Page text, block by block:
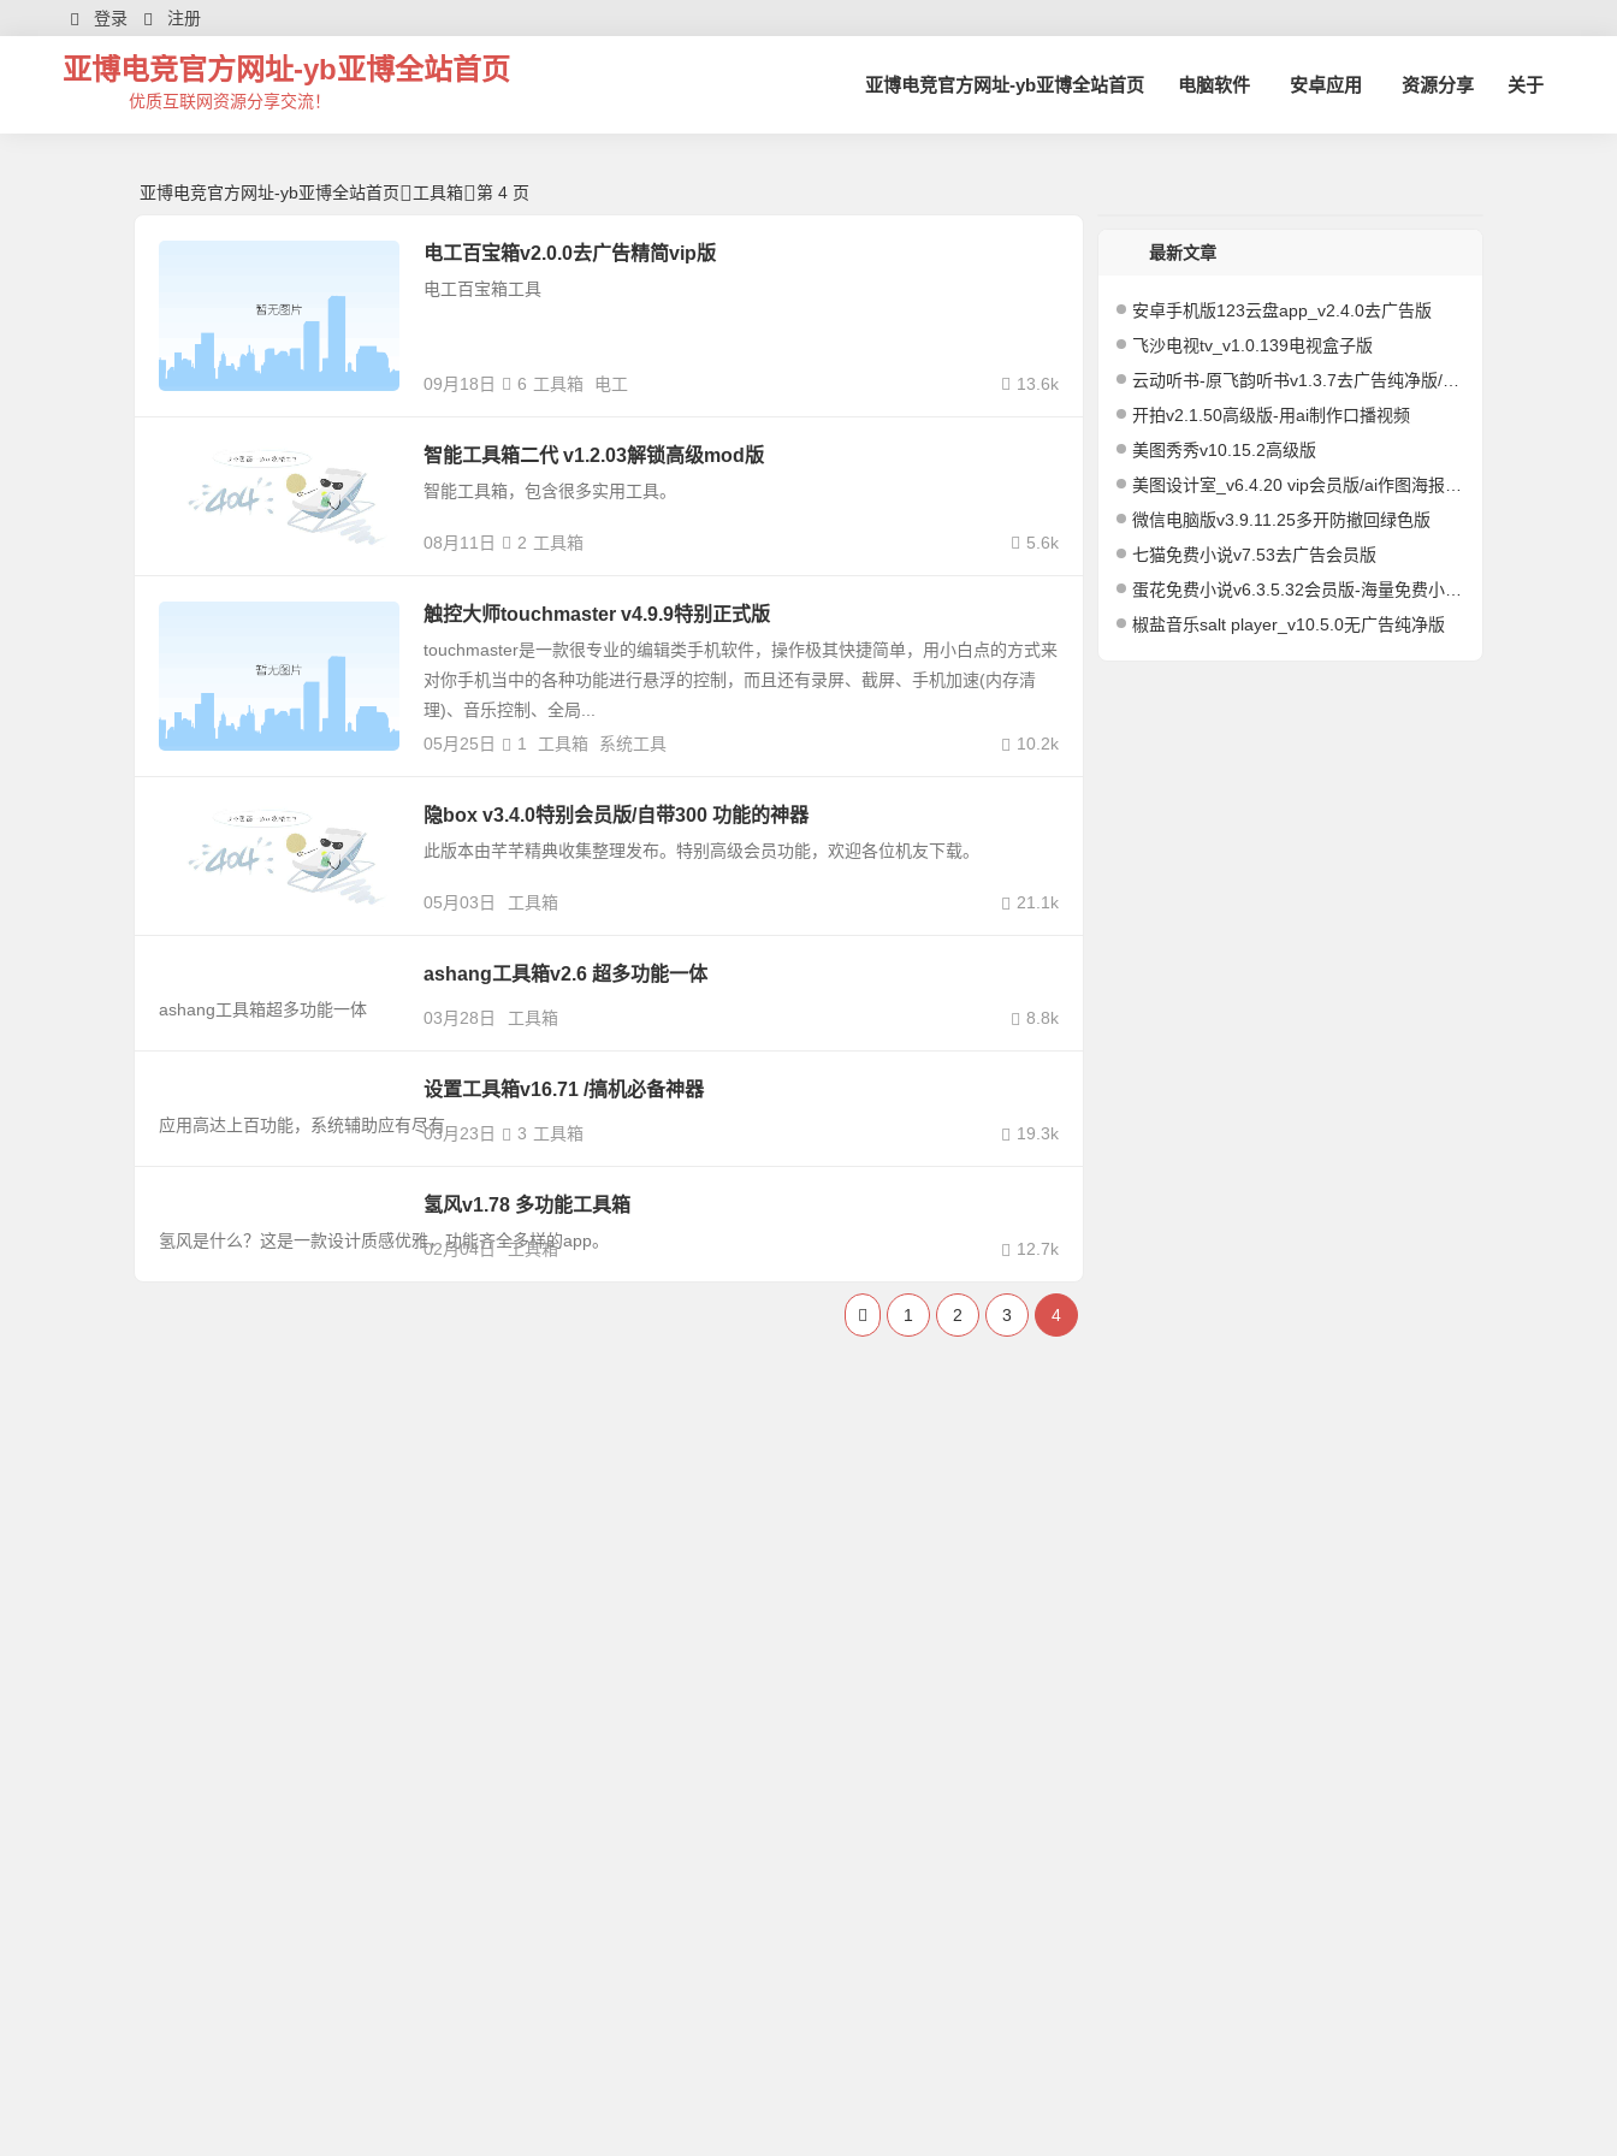
工具箱 -亚博电竞官方网址
登录 注册
亚博电竞官方网址-yb亚博全站首页
优质互联网资源分享交流！
亚博电竞官方网址-yb亚博全站首页 电脑软件 安卓应用 资源分享 关于
亚博电竞官方网址-yb亚博全站首页 工具箱 第 4 页
电工百宝箱v2.0.0去广告精简vip版
电工百宝箱工具
09月18日 13.6k
6 工具箱 电工
智能工具箱二代 v1.2.03解锁高级mod版
智能工具箱，包含很多实用工具。
08月11日 5.6k
2 工具箱
触控大师touchmaster v4.9.9特别正式版
touchmaster是一款很专业的编辑类手机软件，操作极其快捷简单，用小白点的方式来
对你手机当中的各种功能进行悬浮的控制，而且还有录屏、截屏、手机加速(内存清
理)、音乐控制、全局...
05月25日
10.2k
1 工具箱 系统工具
隐box v3.4.0特别会员版/自带300 功能的神器
此版本由芊芊精典收集整理发布。特别高级会员功能，欢迎各位机友下载。
05月03日 21.1k
工具箱
ashang工具箱v2.6 超多功能一体
ashang工具箱超多功能一体 03月28日 8.8k
工具箱
设置工具箱v16.71 /搞机必备神器
应用高达上百功能，系统辅助应有尽有03月23日 19.3k
3 工具箱
氢风v1.78 多功能工具箱
氢风是什么？这是一款设计质感优雅，功能齐全多样的app。
02月04日 12.7k
工具箱
1 2 3 4
最新文章
安卓手机版123云盘app_v2.4.0去广告版
飞沙电视tv_v1.0.139电视盒子版
云动听书-原飞韵听书v1.3.7去广告纯净版/海量资源
开拍v2.1.50高级版-用ai制作口播视频
美图秀秀v10.15.2高级版
美图设计室_v6.4.20 vip会员版/ai作图海报编辑
微信电脑版v3.9.11.25多开防撤回绿色版
七猫免费小说v7.53去广告会员版
蛋花免费小说v6.3.5.32会员版-海量免费小说有声小说阅读听书
椒盐音乐salt player_v10.5.0无广告纯净版